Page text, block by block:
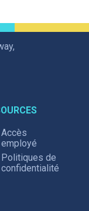
Accès
employé
Politiques de
confidentialité